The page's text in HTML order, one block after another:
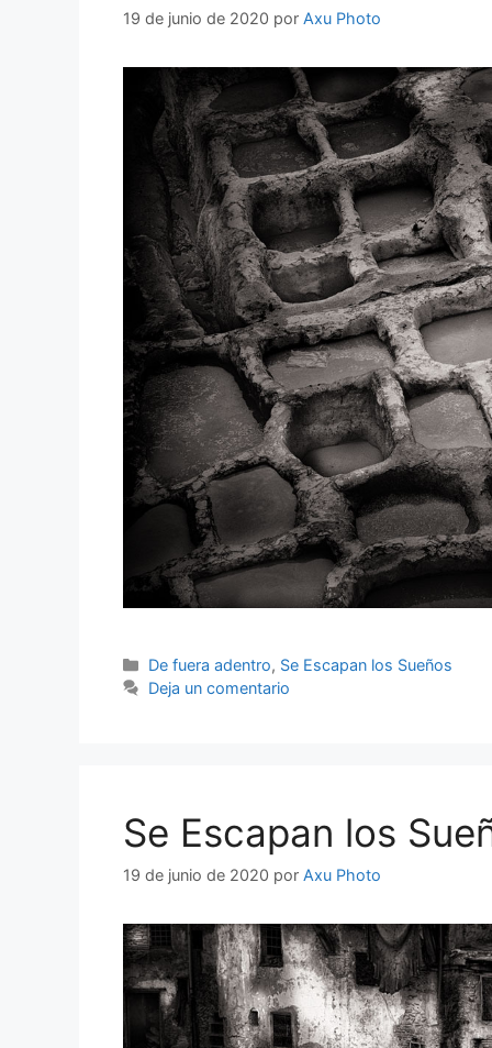
19 de junio de 2020 por Axu Photo
De fuera adentro, Se Escapan los Sueños
Deja un comentario
Se Escapan los
19 de junio de 2020 por Axu Photo